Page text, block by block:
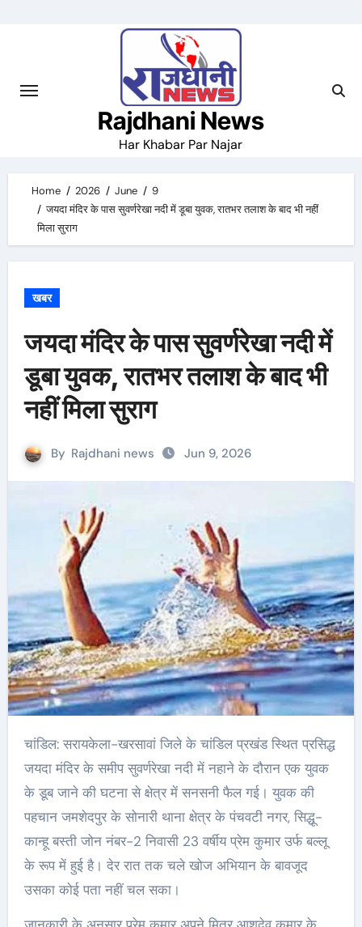
Rajdhani News
Har Khabar Par Najar
Home 2026 June
9
जयदा मंदिर के पास सुवर्णरेखा नदी में डूबा युवक, रातभर तलाश के बाद भी नहीं
मिला सुराग
खबर
जयदा मंदिर के पास सुवर्णरेखा नदी में
डूबा युवक, रातभर तलाश के बाद भी
नहीं मिला सुराग
By Rajdhani news Jun 9, 2026
चांडिल: सरायकेला-खरसावां जिले के चांडिल प्रखंड स्थित प्रसिद्ध
जयदा मंदिर के समीप सुवर्णरेखा नदी में नहाने के दौरान एक युवक
के डूब जाने की घटना से क्षेत्र में सनसनी फैल गई। युवक की
पहचान जमशेदपुर के सोनारी थाना क्षेत्र के पंचवटी नगर, सिद्धू-
कान्हू बस्ती जोन नंबर-2 निवासी 23 वर्षीय प्रेम कुमार उर्फ बल्लू
के रूप में हुई है। देर रात तक चले खोज अभियान के बावजूद
उसका कोई पता नहीं चल सका।